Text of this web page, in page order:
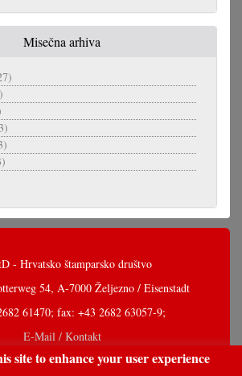
Misečna arhiva
- Hrvatsko štamparsko društvo
54, A-7000 Željezno / Eisenstadt
61470; fax: +43 2682 63057-9;
E-Mail / Kontakt
site to enhance your user experience